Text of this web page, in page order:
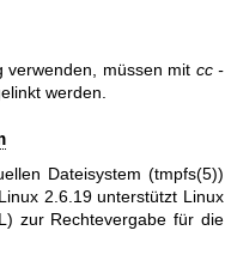
verwenden, müssen mit cc -
werden.
Dateisystem (tmpfs(5))
2.6.19 unterstützt Linux
zur Rechtevergabe für die